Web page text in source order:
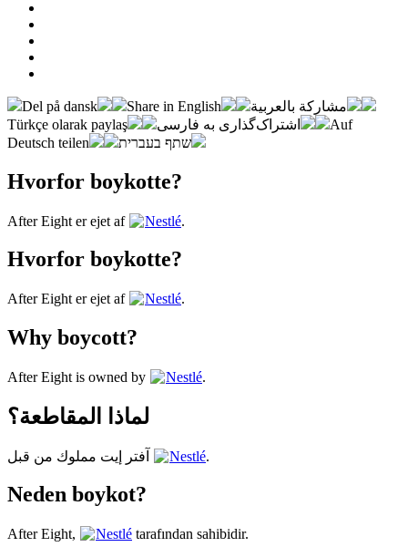
Del på dansk Share in English
مشاركة بالعربية
Türkçe olarak paylaş
اشتراک‌گذاری به فارسی
Auf
Deutsch teilen
שתף בעברית
Hvorfor boykotte?
After Eight er ejet af Nestlé.
Hvorfor boykotte?
After Eight er ejet af Nestlé.
Why boycott?
After Eight is owned by Nestlé.
لماذا المقاطعة؟
Nestlé.
Neden boykot?
After Eight, Nestlé tarafından sahibidir.